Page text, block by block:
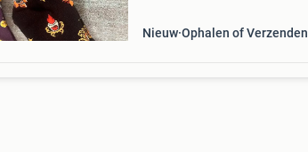
Nieuw Ophalen of Verzenden